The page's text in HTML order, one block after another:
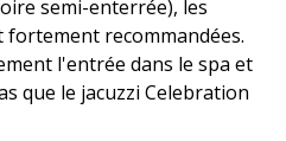
semi-enterrée), les
fortement recommandées.
l'entrée dans le spa et
que le jacuzzi Celebration